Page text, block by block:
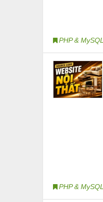
PHP & MySQL
PHP & MySQL